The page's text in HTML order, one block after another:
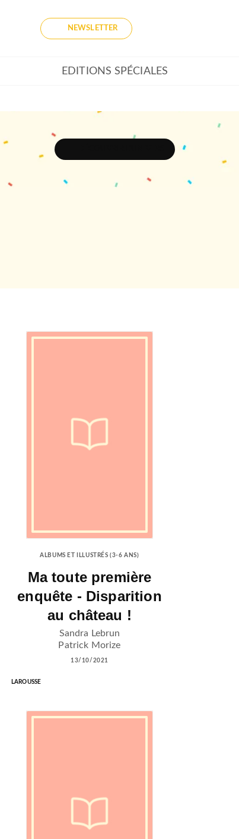
NEWSLETTER
EDITIONS SPÉCIALES
ALBUMS ET ILLUSTRÉS (3-6 ANS)
Ma toute première
enquête - Disparition
au château !
Sandra Lebrun
Patrick Morize
13/10/2021
LAROUSSE